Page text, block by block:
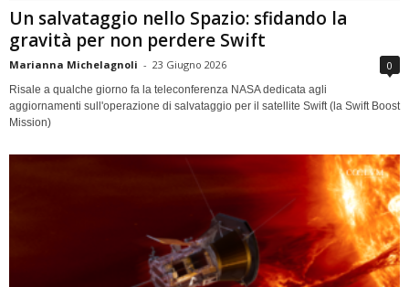
Un salvataggio nello Spazio: sfidando la
gravità per non perdere Swift
Marianna Michelagnoli - 23 Giugno 2026 0
Risale a qualche giorno fa la teleconferenza NASA dedicata agli
aggiornamenti sull'operazione di salvataggio per il satellite Swift (la Swift Boost
Mission)